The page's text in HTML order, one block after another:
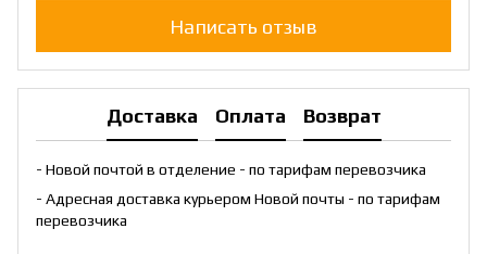
Написать отзыв
Доставка Оплата Возврат
- Новой почтой в отделение - по тарифам перевозчика
- Адресная доставка курьером Новой почты - по тарифам
перевозчика